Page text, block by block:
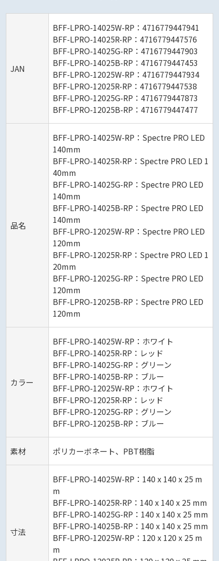
JAN
BFF-LPRO-14025W-RP：4716779447941
BFF-LPRO-14025R-RP：4716779447576
BFF-LPRO-14025G-RP：4716779447903
BFF-LPRO-14025B-RP：4716779447453
BFF-LPRO-12025W-RP：4716779447934
BFF-LPRO-12025R-RP：4716779447538
BFF-LPRO-12025G-RP：4716779447873
BFF-LPRO-12025B-RP：4716779447477
品名
BFF-LPRO-14025W-RP：Spectre PRO LED
140mm
BFF-LPRO-14025R-RP：Spectre PRO LED 1
40mm
BFF-LPRO-14025G-RP：Spectre PRO LED
140mm
BFF-LPRO-14025B-RP：Spectre PRO LED
140mm
BFF-LPRO-12025W-RP：Spectre PRO LED
120mm
BFF-LPRO-12025R-RP：Spectre PRO LED 1
20mm
BFF-LPRO-12025G-RP：Spectre PRO LED
120mm
BFF-LPRO-12025B-RP：Spectre PRO LED
120mm
カラー
BFF-LPRO-14025W-RP：ホワイト
BFF-LPRO-14025R-RP：レッド
BFF-LPRO-14025G-RP：グリーン
BFF-LPRO-14025B-RP：ブルー
BFF-LPRO-12025W-RP：ホワイト
BFF-LPRO-12025R-RP：レッド
BFF-LPRO-12025G-RP：グリーン
BFF-LPRO-12025B-RP：ブルー
素材 ポリカーボネート、PBT樹脂
寸法
BFF-LPRO-14025W-RP：140 x 140 x 25 m
m
BFF-LPRO-14025R-RP：140 x 140 x 25 mm
BFF-LPRO-14025G-RP：140 x 140 x 25 mm
BFF-LPRO-14025B-RP：140 x 140 x 25 mm
BFF-LPRO-12025W-RP：120 x 120 x 25 m
m